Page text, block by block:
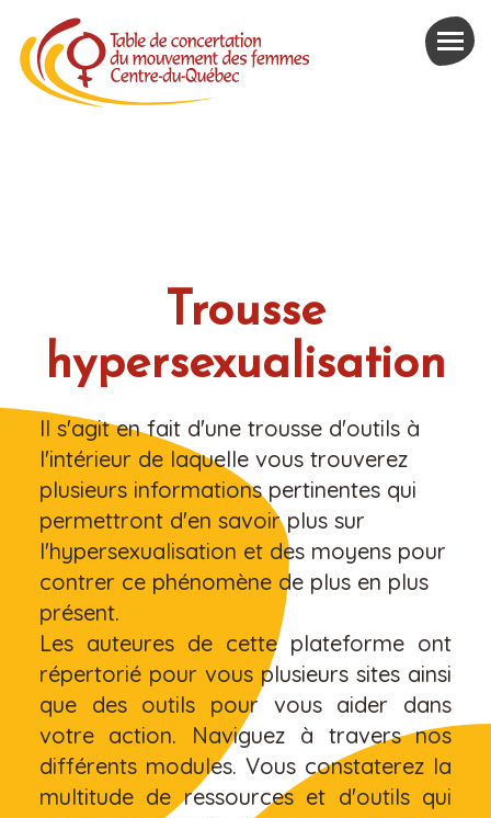
Trousse
hypersexualisation
Il s'agit en fait d'une trousse d'outils à
l'intérieur de laquelle vous trouverez
plusieurs informations pertinentes qui
permettront d'en savoir plus sur
l'hypersexualisation et des moyens pour
contrer ce phénomène de plus en plus
présent.
Les auteures de cette plateforme ont
répertorié pour vous plusieurs sites ainsi
que des outils pour vous aider dans
votre action. Naviguez à travers nos
différents modules. Vous constaterez la
multitude de ressources et d'outils qui